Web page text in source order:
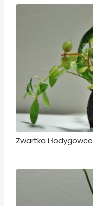
Zwartka i łodygowce